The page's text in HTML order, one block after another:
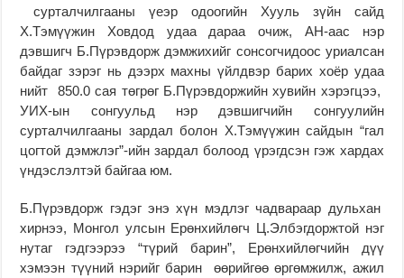
сурталчилгааны үеэр одоогийн Хууль зүйн сайд
Х.Тэмүүжин Ховдод удаа дараа очиж, АН-аас нэр
дэвшигч Б.Пүрэвдорж дэмжихийг сонсогчидоос уриалсан
байдаг зэрэг нь дээрх махны үйлдвэр барих хоёр удаа
нийт 850.0 сая төгрөг Б.Пүрэвдоржийн хувийн хэрэгцээ,
УИХ-ын сонгуульд нэр дэвшигчийн сонгуулийн
сурталчилгааны зардал болон Х.Тэмүүжин сайдын “гал
цогтой дэмжлэг”-ийн зардал болоод үрэгдсэн гэж хардах
үндэслэлтэй байгаа юм.
Б.Пүрэвдорж гэдэг энэ хүн мэдлэг чадвараар дульхан
хирнээ, Монгол улсын Ерөнхийлөгч Ц.Элбэгдоржтой нэг
нутаг гэдгээрээ “түрий барин”, Ерөнхийлөгчийн дүү
хэмээн түүний нэрийг барин өөрийгөө өргөмжилж, ажил